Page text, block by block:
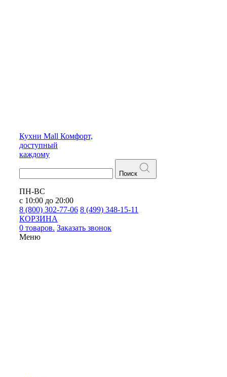
Кухни Mall Комфорт,
доступный
каждому
Поиск
ПН-ВС
с 10:00 до 20:00
8 (800) 302-77-06 8 (499) 348-15-11
КОРЗИНА
0 товаров. Заказать звонок
Меню